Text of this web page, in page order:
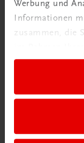
Werbung und
Informationen
zusammen, die
Bildung
für vegetarisch
TRAUNER-